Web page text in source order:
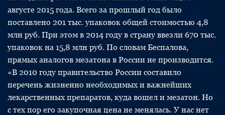
августе 2015 года. Всего за прошлый год было
поставлено 201 тыс. упаковок общей стоимостью 4,8
млн руб. При этом в 2014 году в страну ввезли 670 тыс.
упаковок на 15,8 млн руб. По словам Беспалова,
прямых аналогов мезатона в России не производится.
«В 2010 году правительство России составило
перечень жизненно необходимых и важнейших
лекарственных препаратов, куда вошел и мезатон. Но
с тех пор его закупочная цена не менялась. У нас нет